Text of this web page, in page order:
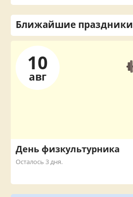
Ближайшие праздники
10
авг
День физкультурника
Осталось 3 дня.